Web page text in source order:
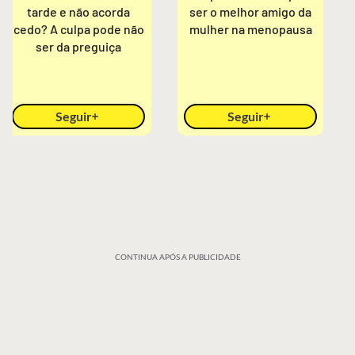
tarde e não acorda
cedo? A culpa pode não
ser da preguiça
Seguir
ser o melhor amigo da
mulher na menopausa
Seguir
CONTINUA APÓS A PUBLICIDADE